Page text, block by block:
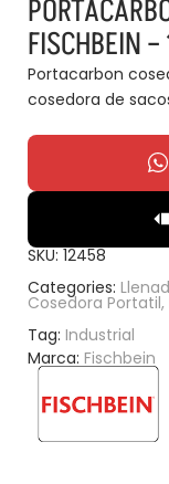
FISCHBEIN
Portacarbon
cosedora de
SKU: 12458
Categories:
Cosedora Portatil,
Tag: Industrial
Marca: Fischbein